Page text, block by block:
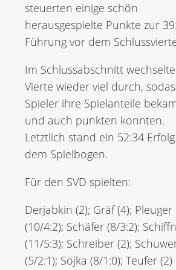
steuerten einige schön
herausgespielte Punkte zur
Führung vor dem
Im Schlussabschnitt
Vierte wieder viel durch,
Spieler ihre Spielanteile
und auch punkten konnten.
Letztlich stand ein 52:34
dem Spielbogen.
Für den SVD spielten:
Derjabkin (2); Gräf (4); Pleuger
(10/4:2); Schäfer (8/3:2);
(11/5:3); Schreiber (2);
(5/2:1); Sojka (8/1:0); Teufer (2)